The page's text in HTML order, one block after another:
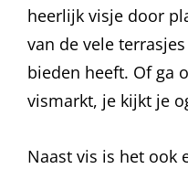
heerlijk visje door
van de vele
bieden heeft. Of ga
vismarkt, je kijkt je
Naast vis is het ook